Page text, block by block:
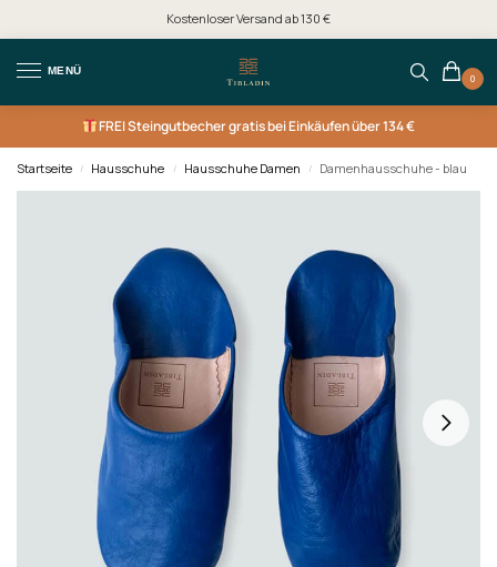
Kostenloser Versand ab 130 €
MENÜ
0
FREISteingutbecher gratis bei Einkäufen über 134 €
Startseite / Hausschuhe / Hausschuhe Damen / Damenhausschuhe - blau